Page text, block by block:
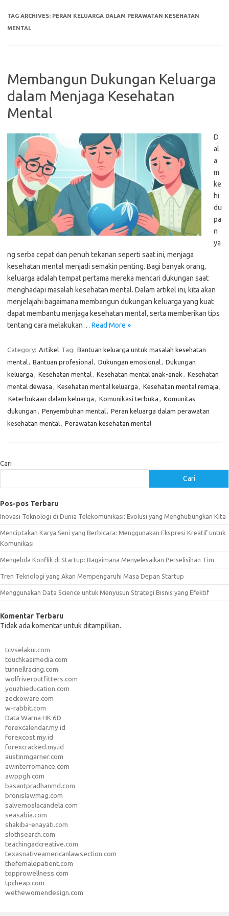
TAG ARCHIVES: PERAN KELUARGA DALAM PERAWATAN KESEHATAN
MENTAL
Membangun Dukungan Keluarga
dalam Menjaga Kesehatan
Mental
D
al
a
m
ke
hi
du
pa
n
ya
ng serba cepat dan penuh tekanan seperti saat ini, menjaga
kesehatan mental menjadi semakin penting. Bagi banyak orang,
keluarga adalah tempat pertama mereka mencari dukungan saat
menghadapi masalah kesehatan mental. Dalam artikel ini, kita akan
menjelajahi bagaimana membangun dukungan keluarga yang kuat
dapat membantu menjaga kesehatan mental, serta memberikan tips
tentang cara melakukan… Read More »
Category: Artikel Tag: Bantuan keluarga untuk masalah kesehatan
mental, Bantuan profesional, Dukungan emosional, Dukungan
keluarga , Kesehatan mental, Kesehatan mental anak-anak , Kesehatan
mental dewasa , Kesehatan mental keluarga , Kesehatan mental remaja ,
Keterbukaan dalam keluarga , Komunikasi terbuka , Komunitas
dukungan , Penyembuhan mental, Peran keluarga dalam perawatan
kesehatan mental, Perawatan kesehatan mental
Cari
Cari
Pos-pos Terbaru
Inovasi Teknologi di Dunia Telekomunikasi: Evolusi yang Menghubungkan Kita
Menciptakan Karya Seni yang Berbicara: Menggunakan Ekspresi Kreatif untuk
Komunikasi
Mengelola Konflik di Startup: Bagaimana Menyelesaikan Perselisihan Tim
Tren Teknologi yang Akan Mempengaruhi Masa Depan Startup
Menggunakan Data Science untuk Menyusun Strategi Bisnis yang Efektif
Komentar Terbaru
Tidak ada komentar untuk ditampilkan.
tcvselakui.com
touchkasimedia.com
tunnellracing.com
wolfriveroutfitters.com
youzhieducation.com
zeckoware.com
w-rabbit.com
Data Warna HK 6D
forexcalendar.my.id
forexcost.my.id
forexcracked.my.id
austinmgarner.com
awinterromance.com
awppgh.com
basantpradhanmd.com
bronislawmag.com
salvemoslacandela.com
seasabia.com
shakiba-enayati.com
slothsearch.com
teachingadcreative.com
texasnativeamericanlawsection.com
thefemalepatient.com
topprowellness.com
tpcheap.com
wethewomendesign.com